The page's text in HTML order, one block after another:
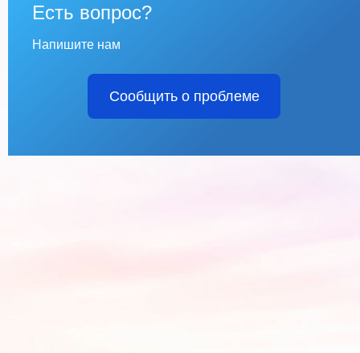
Есть вопрос?
Напишите нам
Сообщить о проблеме